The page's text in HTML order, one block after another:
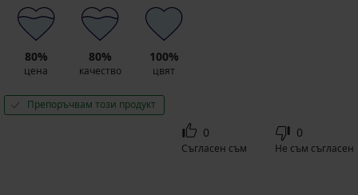
80%
цена
80%
качество
100%
цвят
Препоръчвам този продукт
0
Съгласен съм
0
Не съм съгласен